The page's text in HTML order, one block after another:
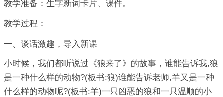
教学准备：生字新词卡片、课件。
教学过程：
一、谈话激趣，导入新课
小时候，我们都听说过《狼来了》的故事，谁能告诉我,狼
是一种什么样的动物?(板书:狼)谁能告诉老师,羊又是一种
什么样的动物呢?(板书:羊)一只凶恶的狼和一只温顺的小